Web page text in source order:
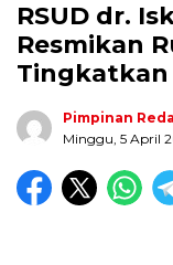
RSUD dr.
Resmikan
Pimpinan
Minggu, 5 April